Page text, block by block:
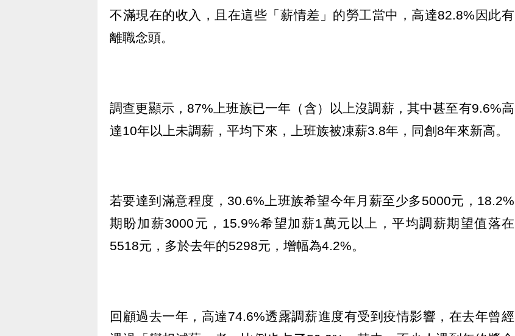
不滿現在的收入，且在這些「薪情差」的勞工當中，高達82.8%因此有
離職念頭。
調查更顯示，87%上班族已一年（含）以上沒調薪，其中甚至有9.6%高
達10年以上未調薪，平均下來，上班族被凍薪3.8年，同創8年來新高。
若要達到滿意程度，30.6%上班族希望今年月薪至少多5000元，18.2%
期盼加薪3000元，15.9%希望加薪1萬元以上，平均調薪期望值落在
5518元，多於去年的5298元，增幅為4.2%。
回顧過去一年，高達74.6%透露調薪進度有受到疫情影響，在去年曾經